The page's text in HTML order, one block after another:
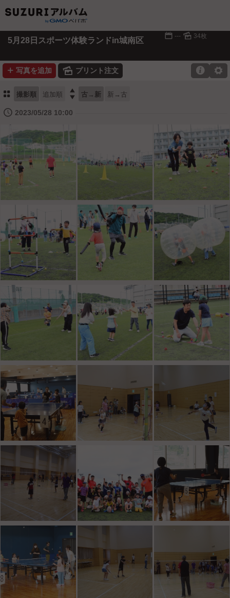
5月28日スポーツ体験ランドin城南区 📅 --- 🌄 34枚
➕ 写真を追加 🌄 プリント注文 ⚙

⚏ 撮影順 追加順  古→新 新→古
🕔 2023/05/28 10:00